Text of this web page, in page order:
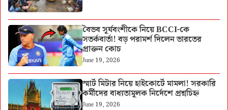
বৈভব সূর্যবংশীকে নিয়ে BCCI-কে
সতর্কবার্তা! বড় পরামর্শ দিলেন ভারতের
প্রাক্তন কোচ
June 19, 2026
স্মার্ট মিটার নিয়ে হাইকোর্টে মামলা! সরকারি
কর্মীদের বাধ্যতামূলক নির্দেশে প্রশ্নচিহ্ন
June 19, 2026